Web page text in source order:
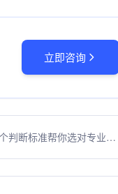
立即咨询
判断标准帮你选对专业服